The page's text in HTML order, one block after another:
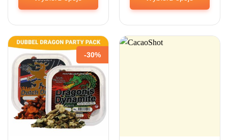
Ten
produkt
ma
wiele
wariantów.
Opcje
można
wybrać
na
stronie
produktu
Ten
produkt
ma
wiele
-30%